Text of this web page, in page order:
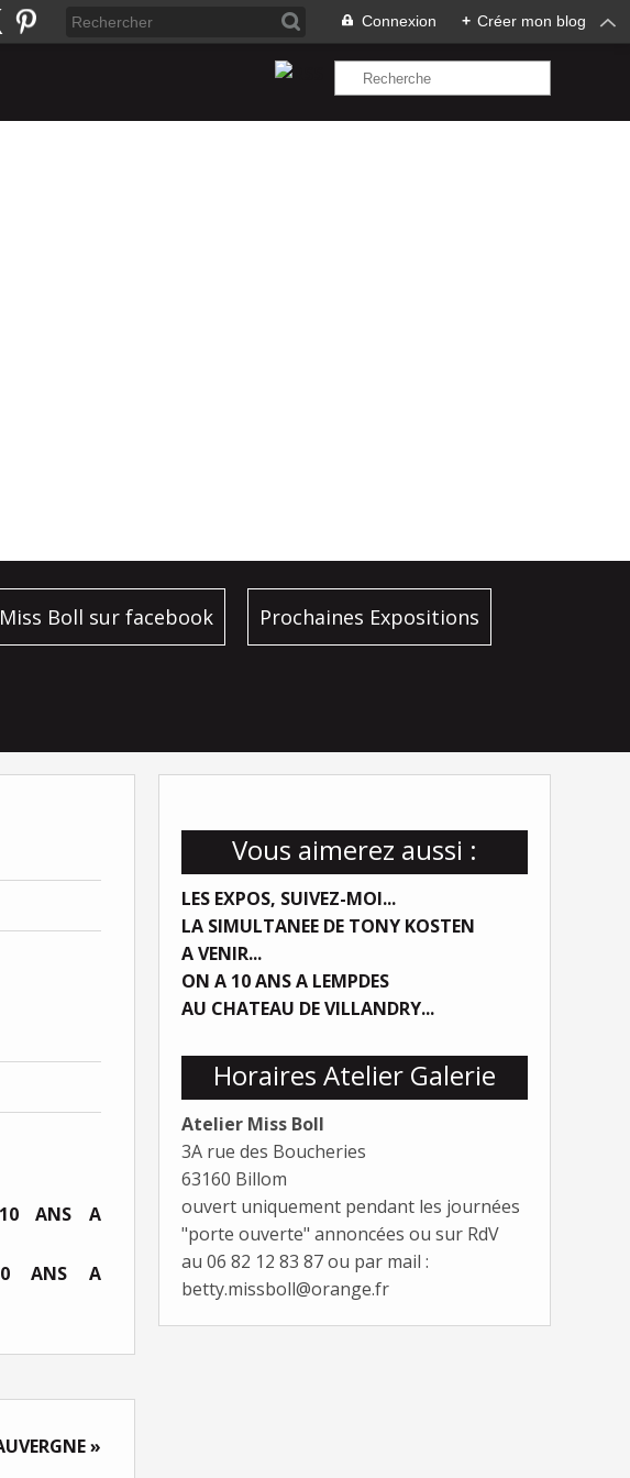
Connexion + Créer mon blog
Miss Boll sur facebook Prochaines Expositions
Vous aimerez aussi :
LES EXPOS, SUIVEZ-MOI...
LA SIMULTANEE DE TONY KOSTEN
A VENIR...
ON A 10 ANS A LEMPDES
AU CHATEAU DE VILLANDRY...
Horaires Atelier Galerie
Atelier Miss Boll
3A rue des Boucheries
63160 Billom
ouvert uniquement pendant les journées
"porte ouverte" annoncées ou sur RdV
au 06 82 12 83 87 ou par mail :
betty.missboll@orange.fr
ANS A
»